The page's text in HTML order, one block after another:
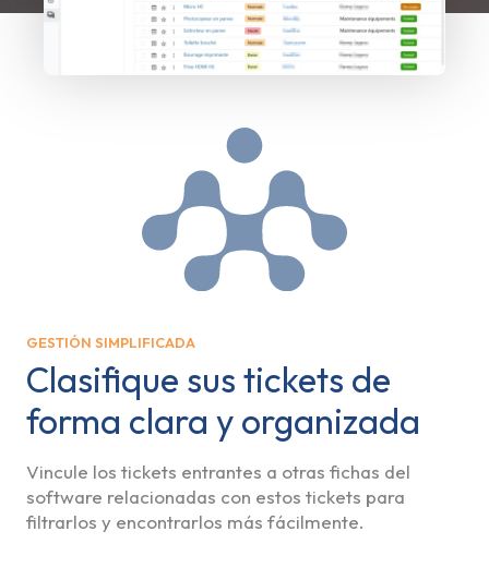
GESTIÓN SIMPLIFICADA
Clasifique sus tickets de
forma clara y organizada
Vincule los tickets entrantes a otras fichas del
software relacionadas con estos tickets para
filtrarlos y encontrarlos más fácilmente.